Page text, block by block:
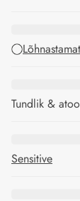
Tundlik &
Sensitive